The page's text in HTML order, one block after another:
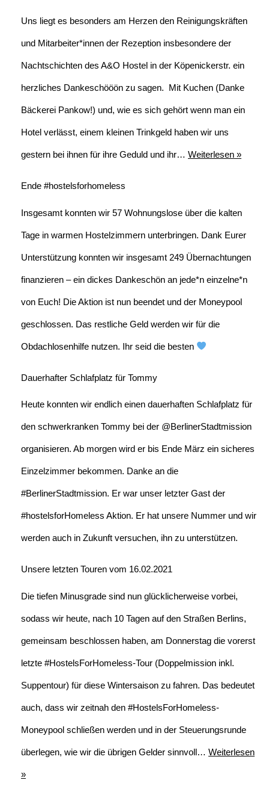
Uns liegt es besonders am Herzen den Reinigungskräften
und Mitarbeiter*innen der Rezeption insbesondere der
Nachtschichten des A&O Hostel in der Köpenickerstr. ein
herzliches Dankeschööön zu sagen. Mit Kuchen (Danke
Bäckerei Pankow!) und, wie es sich gehört wenn man ein
Hotel verlässt, einem kleinen Trinkgeld haben wir uns
gestern bei ihnen für ihre Geduld und ihr… Weiterlesen »
Ende #hostelsforhomeless
Insgesamt konnten wir 57 Wohnungslose über die kalten
Tage in warmen Hostelzimmern unterbringen. Dank Eurer
Unterstützung konnten wir insgesamt 249 Übernachtungen
finanzieren – ein dickes Dankeschön an jede*n einzelne*n
von Euch! Die Aktion ist nun beendet und der Moneypool
geschlossen. Das restliche Geld werden wir für die
Obdachlosenhilfe nutzen. Ihr seid die besten
Dauerhafter Schlafplatz für Tommy
Heute konnten wir endlich einen dauerhaften Schlafplatz für
den schwerkranken Tommy bei der @BerlinerStadtmission
organisieren. Ab morgen wird er bis Ende März ein sicheres
Einzelzimmer bekommen. Danke an die
#BerlinerStadtmission. Er war unser letzter Gast der
#hostelsforHomeless Aktion. Er hat unsere Nummer und wir
werden auch in Zukunft versuchen, ihn zu unterstützen.
Unsere letzten Touren vom 16.02.2021
Die tiefen Minusgrade sind nun glücklicherweise vorbei,
sodass wir heute, nach 10 Tagen auf den Straßen Berlins,
gemeinsam beschlossen haben, am Donnerstag die vorerst
letzte #HostelsForHomeless-Tour (Doppelmission inkl.
Suppentour) für diese Wintersaison zu fahren. Das bedeutet
auch, dass wir zeitnah den #HostelsForHomeless-
Moneypool schließen werden und in der Steuerungsrunde
überlegen, wie wir die übrigen Gelder sinnvoll… Weiterlesen
»